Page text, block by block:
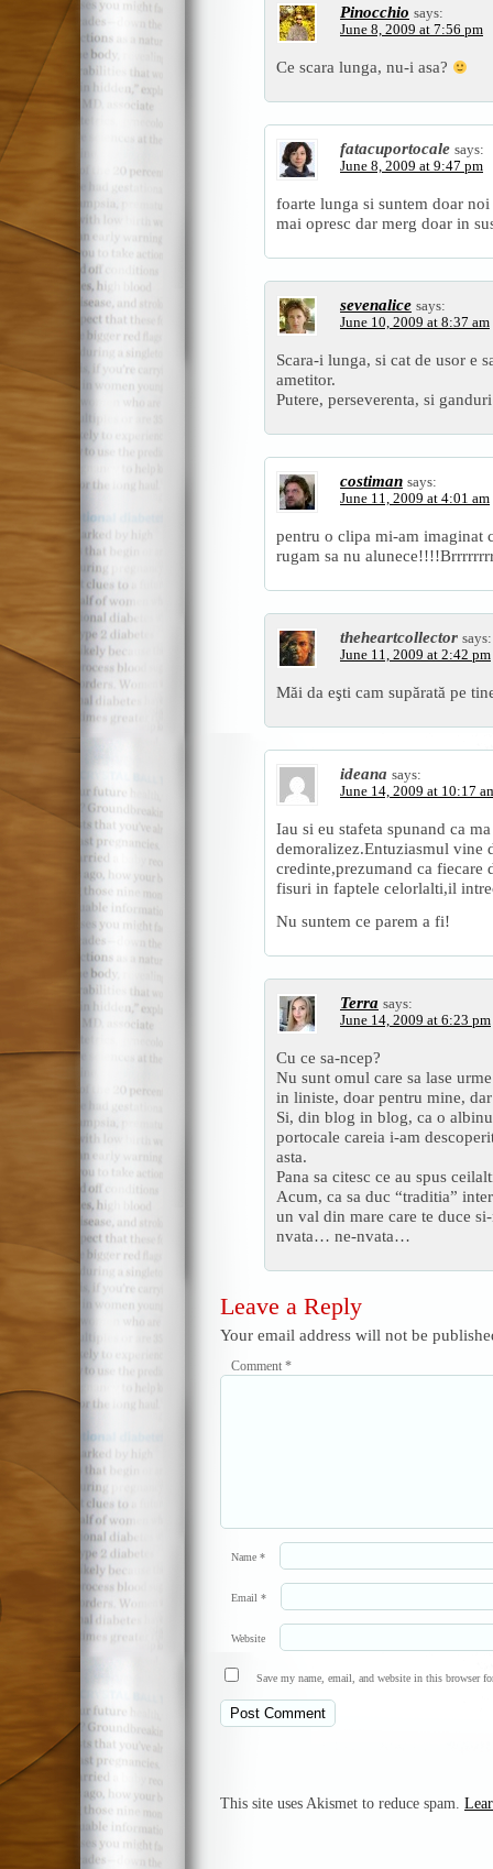
Pinocchio says:
June 8, 2009 at 7:56 pm
Ce scara lunga, nu-i asa?
fatacuportocale says:
June 8, 2009 at 9:47 pm
foarte lunga si suntem doar
mai opresc dar merg doar in
sevenalice says:
June 10, 2009 at 8:37 am
Scara-i lunga, si cat de usor
ametitor.
Putere, perseverenta, si
costiman says:
June 11, 2009 at 4:01 am
pentru o clipa mi-am imaginat
rugam sa nu
theheartcollector says:
June 11, 2009 at 2:42 pm
Măi da eşti cam supărată pe
ideana says:
June 14, 2009 at 10:17
Iau si eu stafeta spunand ca
demoralizez.Entuziasmul vine
credinte,prezumand ca fiecare
fisuri in faptele celorlalti,il
Nu suntem ce parem a fi!
Terra says:
June 14, 2009 at 6:23 pm
Cu ce sa-ncep?
Nu sunt omul care sa lase
in liniste, doar pentru mine,
Si, din blog in blog, ca o
portocale careia i-am
asta.
Pana sa citesc ce au spus
Acum, ca sa duc “traditia”
un val din mare care te duce
nvata… ne-nvata…
Leave a Reply
Your email address will not be
Comment *
Name *
Email *
Website
Save my name, email, and website in this browser
This site uses Akismet to reduce spam.